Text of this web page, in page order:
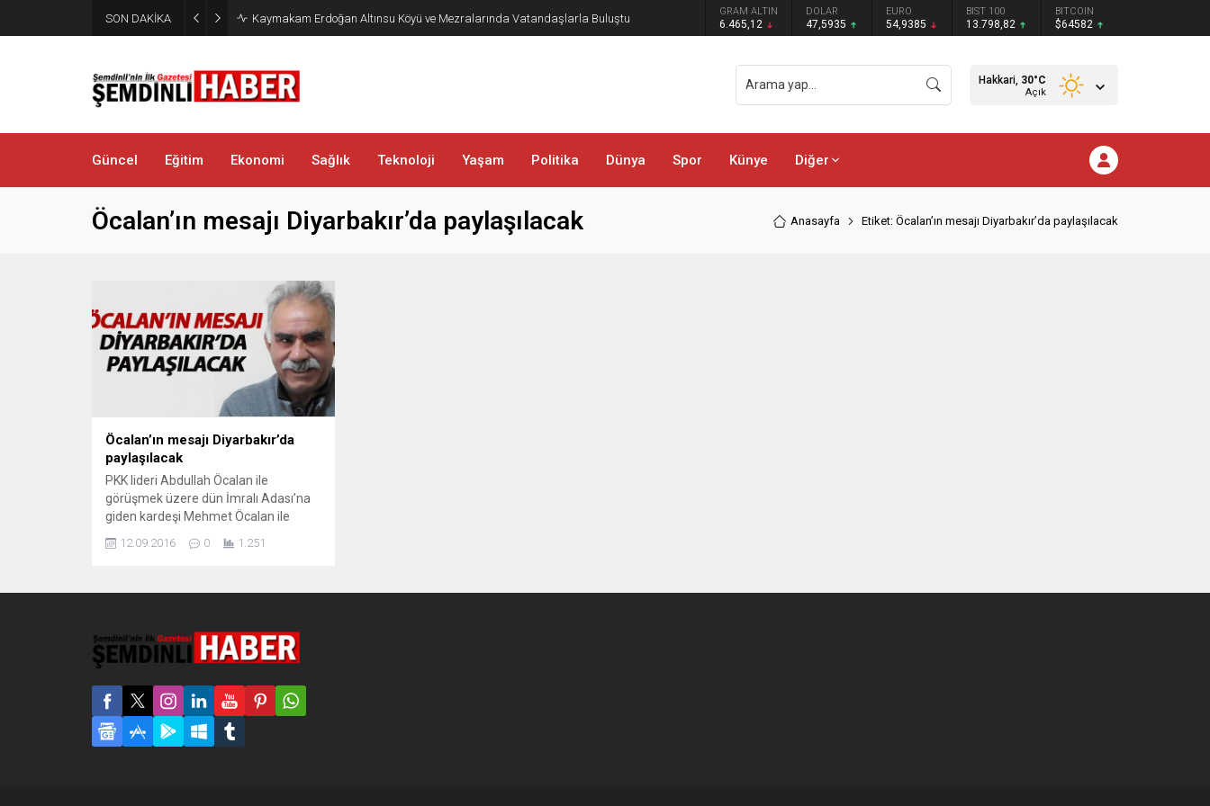
SON DAKİKA Kaymakam Erdoğan Altınsu Köyü ve Mezralarında Vatandaşlarla Buluştu GRAM ALTIN
6.465,12
DOLAR
47,5935
EURO
54,9385
BIST 100
13.798,82
BITCOIN
$64582
Hakkari, 30°C
Açık
Güncel Eğitim Ekonomi Sağlık Teknoloji Yaşam Politika Dünya Spor Künye Diğer
Öcalan’ın mesajı Diyarbakır’da paylaşılacak Anasayfa Etiket: Öcalan’ın mesajı Diyarbakır’da paylaşılacak
Öcalan’ın mesajı Diyarbakır’da
paylaşılacak
PKK lideri Abdullah Öcalan ile
görüşmek üzere dün İmralı Adası’na
giden kardeşi Mehmet Öcalan ile
İstanbul’dan Diyarbakır’a hareket etti.
Bakanlığı tarafından verilen izin ile
İmralı Adası’na giden kardeşi...
12.09.2016 0 1.251